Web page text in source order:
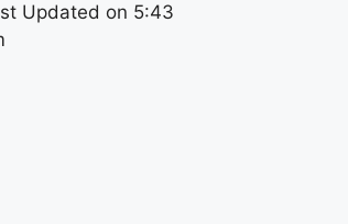
Updated on 5:43